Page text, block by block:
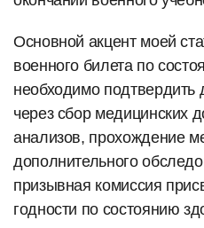
Основной акцент моей
военного билета по
необходимо подтвердить
через сбор медицинских
анализов, прохождение
дополнительного
призывная комиссия
годности по состоянию